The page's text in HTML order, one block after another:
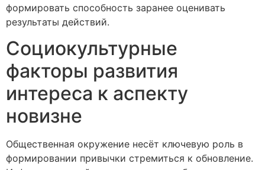
формировать способность заранее оценивать
результаты действий.
Социокультурные
факторы развития
интереса к аспекту
новизне
Общественная окружение несёт ключевую роль в
формировании привычки стремиться к обновление.